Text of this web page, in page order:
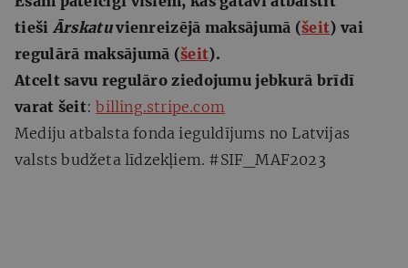
tieši Ārskatuvienreizējā maksājumā (šeit) vai
regulārā maksājumā (šeit).
Atcelt savu regulāro ziedojumu jebkurā brīdī
varat šeit:billing.stripe.com
Mediju atbalsta fonda ieguldījums no Latvijas
valsts budžeta līdzekļiem. #SIF_MAF2023